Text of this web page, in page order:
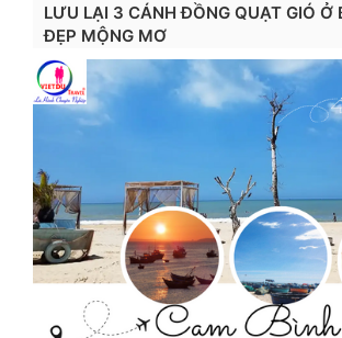
LƯU LẠI 3 CÁNH ĐỒNG QUẠT GIÓ Ở
ĐẸP MỘNG MƠ